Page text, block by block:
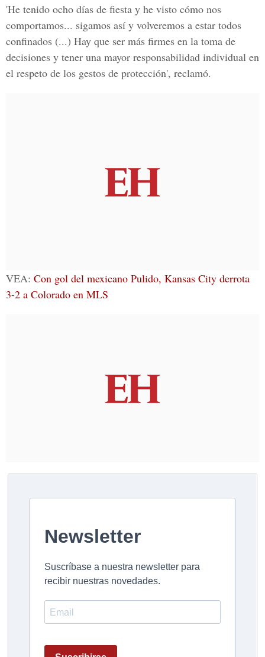
'He tenido ocho días de fiesta y he visto cómo nos
comportamos... sigamos así y volveremos a estar todos
confinados (...) Hay que ser más firmes en la toma de
decisiones y tener una mayor responsabilidad individual en
el respeto de los gestos de protección', reclamó.
VEA: Con gol del mexicano Pulido, Kansas City derrota
3-2 a Colorado en MLS